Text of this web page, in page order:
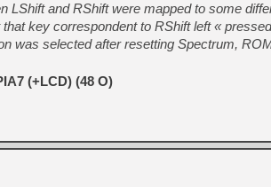
LShift and RShift were mapped to some
key correspondent to RShift left «
was selected after resetting Spectrum,
(+LCD) (48 O)